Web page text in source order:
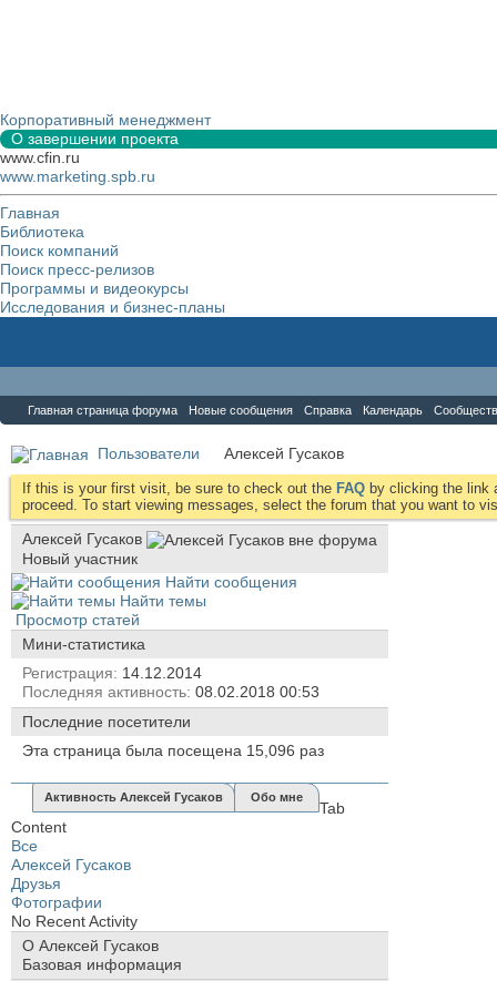
Корпоративный менеджмент
О завершении проекта
www.cfin.ru
www.marketing.spb.ru
Главная
Библиотека
Поиск компаний
Поиск пресс-релизов
Программы и видеокурсы
Исследования и бизнес-планы
Главная страница форума Новые сообщения Справка Календарь
Пользователи Алексей Гусаков
If this is your first visit, be sure to check out the FAQ by clicking the link
proceed. To start viewing messages, select the forum that you want to
Алексей Гусаков
Новый участник
Найти сообщения
Найти темы
Просмотр статей
Мини-статистика
Регистрация
14.12.2014
Последняя активность 08.02.2018 00:53
Последние посетители
Эта страница была посещена 15,096 раз
Активность Алексей Гусаков Обо мне
Tab
Content
Все
Алексей Гусаков
Друзья
Фотографии
No Recent Activity
О Алексей Гусаков
Базовая информация